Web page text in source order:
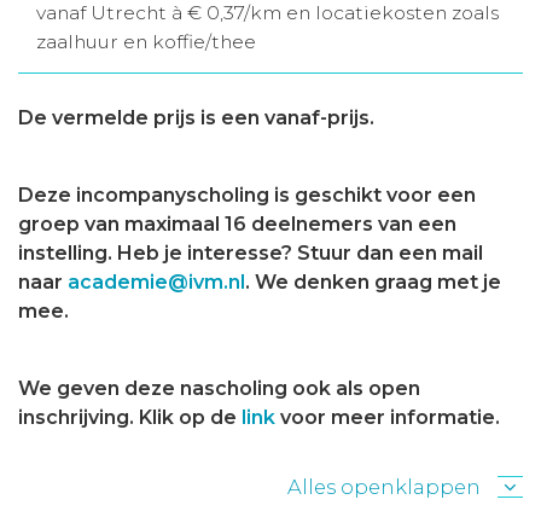
vanaf Utrecht à € 0,37/km en locatiekosten zoals
zaalhuur en koffie/thee
De vermelde prijs is een vanaf-prijs.
Deze incompanyscholing is geschikt voor een
groep van maximaal 16 deelnemers van een
instelling. Heb je interesse? Stuur dan een mail
naar academie@ivm.nl. We denken graag met je
mee.
We geven deze nascholing ook als open
inschrijving. Klik op de link voor meer informatie.
Alles openklappen